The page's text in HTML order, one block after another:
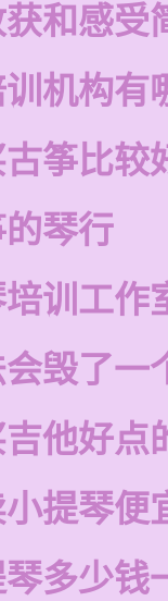
和感受
机构有
筝比较
琴行
训工作
毁了一
他好点
提琴便
多少钱